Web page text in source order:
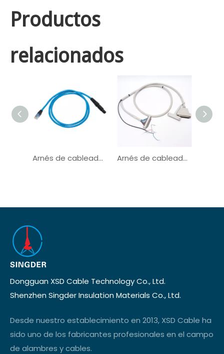
Productos
relacionados
Arnés de cableado médico personalizado aislado con conector RJ45 Arnés de cableado médico eléctrico del conector de PVC
Dongguan XSD Cable Technology Co., Ltd.
Shenzhen Singder Insulation Materials Co., Ltd.
Desde nuestro establecimiento en 2013, XSD Cable ha
sido uno de los fabricantes profesionales en el campo
de alambres y cables.